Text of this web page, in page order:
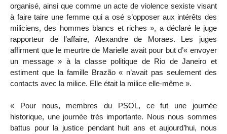
organisé, ainsi que comme un acte de violence sexiste visant
à faire taire une femme qui a osé s’opposer aux intérêts des
miliciens, des hommes blancs et riches », a déclaré le juge
rapporteur de l’affaire, Alexandre de Moraes. Les juges
affirment que le meurtre de Marielle avait pour but d’« envoyer
un message » à la classe politique de Rio de Janeiro et
estiment que la famille Brazão « n’avait pas seulement des
contacts avec la milice. Elle était la milice elle-même ».
« Pour nous, membres du PSOL, ce fut une journée
historique, une journée très importante. Nous nous sommes
battus pour la justice pendant huit ans et aujourd’hui, nous